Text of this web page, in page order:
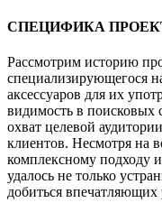
СПЕЦИФИКА
Рассмотрим историю
специализирующегося
аксессуаров для их
видимость в поисковых
охват целевой
клиентов. Несмотря на
комплексному подходу
удалось не только
добиться впечатляющих